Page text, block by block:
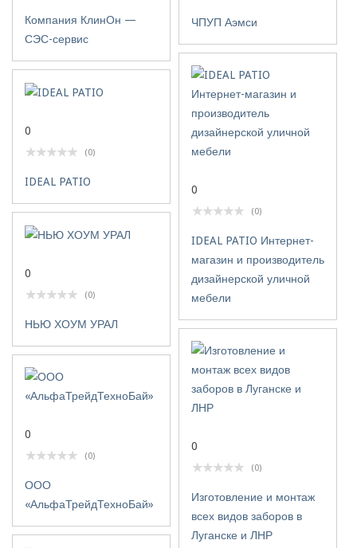
Компания КлинОн —
СЭС-сервис
ЧПУП Аэмси
0
(0)
IDEAL PATIO Интернет-
магазин и производитель
дизайнерской уличной
мебели
0
(0)
IDEAL PATIO
0
(0)
НЬЮ ХОУМ УРАЛ
0
(0)
Изготовление и монтаж
всех видов заборов в
Луганске и ЛНР
0
(0)
ООО
«АльфаТрейдТехноБай»